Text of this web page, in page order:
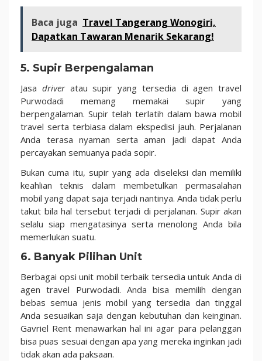
Baca juga Travel Tangerang Wonogiri,
Dapatkan Tawaran Menarik Sekarang!
5. Supir Berpengalaman
Jasa driveratau supir yang tersedia di agen travel
Purwodadi memang memakai supir yang
berpengalaman. Supir telah terlatih dalam bawa mobil
travel serta terbiasa dalam ekspedisi jauh. Perjalanan
Anda terasa nyaman serta aman jadi dapat Anda
percayakan semuanya pada sopir.
Bukan cuma itu, supir yang ada diseleksi dan memiliki
keahlian teknis dalam membetulkan permasalahan
mobil yang dapat saja terjadi nantinya. Anda tidak perlu
takut bila hal tersebut terjadi di perjalanan. Supir akan
selalu siap mengatasinya serta menolong Anda bila
memerlukan suatu.
6. Banyak Pilihan Unit
Berbagai opsi unit mobil terbaik tersedia untuk Anda di
agen travel Purwodadi. Anda bisa memilih dengan
bebas semua jenis mobil yang tersedia dan tinggal
Anda sesuaikan saja dengan kebutuhan dan keinginan.
Gavriel Rent menawarkan hal ini agar para pelanggan
bisa puas sesuai dengan apa yang mereka inginkan jadi
tidak akan ada paksaan.